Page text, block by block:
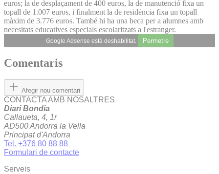
euros; la de desplaçament de 400 euros, la de manutenció fixa un
topall de 1.007 euros, i finalment la de residència fixa un topall
màxim de 3.776 euros. També hi ha una beca per a alumnes amb
necesitats educatives especials escolaritzats a l'estranger.
Google Adsense està deshabilitat. Permetre
Comentaris
Afegir nou comentari
CONTACTA AMB NOSALTRES
Diari Bondia
Callaueta, 4, 1r
AD500 Andorra la Vella
Principat d'Andorra
Tel. +376 80 88 88
Formulari de contacte
Serveis